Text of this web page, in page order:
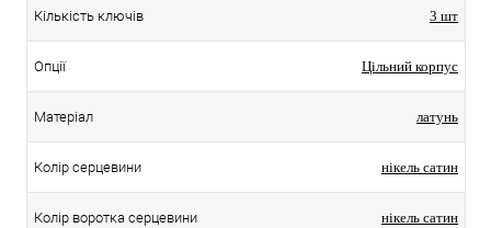
Кількість ключів 3 шт
Опції Цільний корпус
Матеріал латунь
Колір серцевини нікель сатин
Колір воротка серцевини нікель сатин